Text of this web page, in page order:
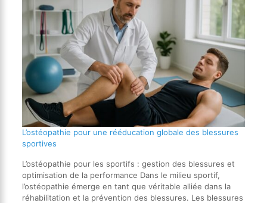
L’ostéopathie pour une rééducation globale des blessures
sportives
L’ostéopathie pour les sportifs : gestion des blessures et
optimisation de la performance Dans le milieu sportif,
l’ostéopathie émerge en tant que véritable alliée dans la
réhabilitation et la prévention des blessures. Les blessures